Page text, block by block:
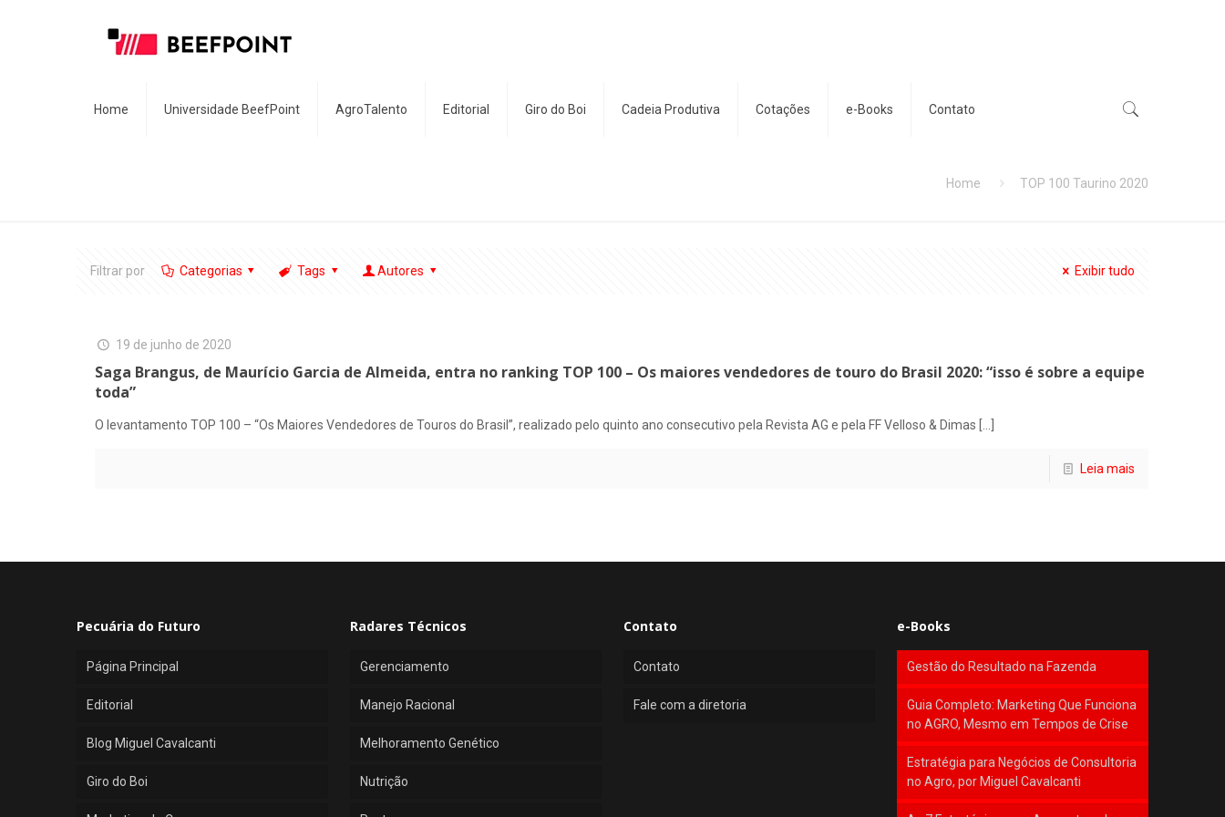
Home Universidade BeefPoint AgroTalento Editorial Giro do Boi Cadeia Produtiva Cotações e-Books Contato
Home TOP 100 Taurino 2020
Filtrar por Categorias Tags Autores Exibir tudo
19 de junho de 2020
Saga Brangus, de Maurício Garcia de Almeida, entra no ranking TOP 100 – Os maiores vendedores de touro do Brasil 2020: “isso é sobre a equipe
toda”
O levantamento TOP 100 – “Os Maiores Vendedores de Touros do Brasil”, realizado pelo quinto ano consecutivo pela Revista AG e pela FF Velloso & Dimas
Leia mais
Pecuária do Futuro
Página Principal
Editorial
Blog Miguel Cavalcanti
Giro do Boi
Radares Técnicos
Gerenciamento
Manejo Racional
Melhoramento Genético
Nutrição
Contato
Contato
Fale com a diretoria
e-Books
Gestão do Resultado na Fazenda
Guia Completo: Marketing Que Funciona
no AGRO, Mesmo em Tempos de Crise
Estratégia para Negócios de Consultoria
no Agro, por Miguel Cavalcanti